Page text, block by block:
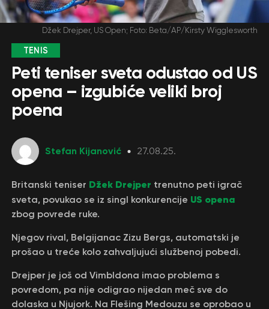
Džek Drejper, US Open; Foto: Beta/AP/Kirsty Wigglesworth
TENIS
Peti teniser sveta odustao od US
opena – izgubiće veliki broj
poena
Stefan Kijanović 27.08.25.
Britanski teniser Džek Drejper trenutno peti igrač
sveta, povukao se iz singl konkurencije US opena
zbog povrede ruke.
Njegov rival, Belgijanac Zizu Bergs, automatski je
prošao u treće kolo zahvaljujući službenoj pobedi.
Drejper je još od Vimbldona imao problema s
povredom, pa nije odigrao nijedan meč sve do
dolaska u Njujork. Na Flešing Medouzu se oprobao u